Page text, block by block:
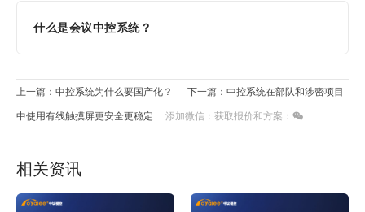
什么是会议中控系统？
上一篇：中控系统为什么要国产化？ 下一篇：中控系统在部队和涉密项目
中使用有线触摸屏更安全更稳定 添加微信：获取报价和方案：
相关资讯